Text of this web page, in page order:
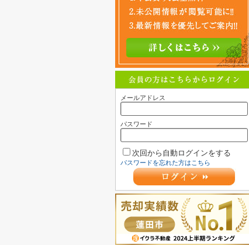
メールアドレス
パスワード
次回から自動ログインをする
パスワードを忘れた方はこちら